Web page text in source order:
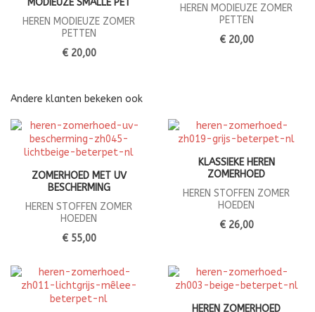
MODIEUZE SMALLE PET
HEREN MODIEUZE ZOMER
PETTEN
€ 20,00
HEREN MODIEUZE ZOMER
PETTEN
€ 20,00
Andere klanten bekeken ook
ZOMERHOED MET UV
BESCHERMING
HEREN STOFFEN ZOMER
HOEDEN
€ 55,00
KLASSIEKE HEREN
ZOMERHOED
HEREN STOFFEN ZOMER
HOEDEN
€ 26,00
HEREN ZOMERHOED